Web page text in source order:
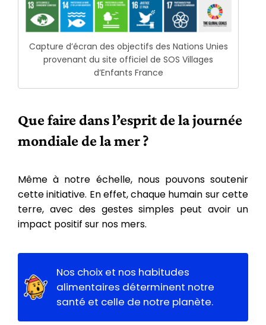
Capture d’écran des objectifs des Nations Unies
provenant du site officiel de SOS Villages
d’Enfants France
Que faire dans l’esprit de la journée
mondiale de la mer ?
Même à notre échelle, nous pouvons soutenir
cette initiative. En effet, chaque humain sur cette
terre, avec des gestes simples peut avoir un
impact positif sur nos mers.
Nos choix et nos habitudes
alimentaires déterminent notre
santé et celle de notre planète.